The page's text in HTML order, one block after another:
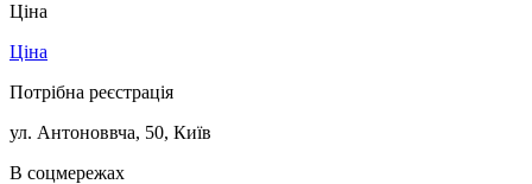
Ціна
Ціна
Потрібна реєстрація
ул. Антоноввча, 50, Київ
В соцмережах